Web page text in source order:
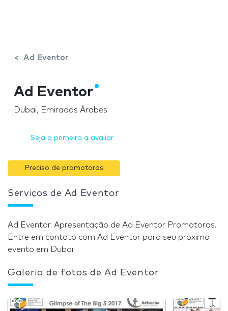
Ad Eventor
Ad Eventor
Dubai, Emirados Árabes
Seja o primeiro a avaliar
Preciso de promotoras
Serviços de Ad Eventor
Ad Eventor. Apresentação de Ad Eventor Promotoras.
Entre em contato com Ad Eventor para seu próximo
evento em Dubai
Galeria de fotos de Ad Eventor